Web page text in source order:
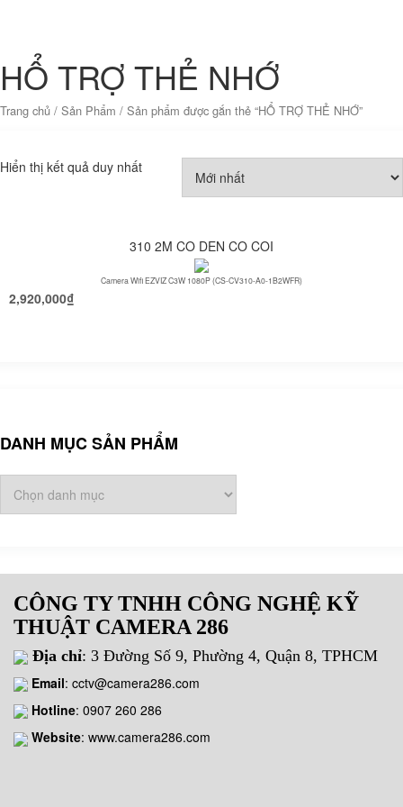
HỔ TRỢ THẺ NHỚ
Trang chủ / Sản Phẩm / Sản phẩm được gắn thẻ “HỔ TRỢ THẺ NHỚ”
Hiển thị kết quả duy nhất
310 2M CO DEN CO COI
Camera Wifi EZVIZ C3W 1080P (CS-CV310-A0-1B2WFR)
2,920,000₫
DANH MỤC SẢN PHẨM
CÔNG TY TNHH CÔNG NGHỆ KỸ
THUẬT CAMERA 286
Địa chỉ: 3 Đường Số 9, Phường 4, Quận 8, TPHCM
Email: cctv@camera286.com
Hotline: 0907 260 286
Website: www.camera286.com